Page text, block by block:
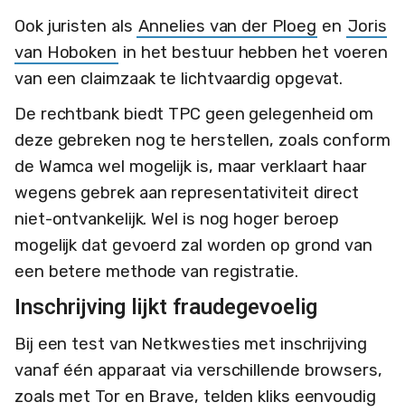
Ook juristen als Annelies van der Ploeg en Joris
van Hoboken in het bestuur hebben het voeren
van een claimzaak te lichtvaardig opgevat.
De rechtbank biedt TPC geen gelegenheid om
deze gebreken nog te herstellen, zoals conform
de Wamca wel mogelijk is, maar verklaart haar
wegens gebrek aan representativiteit direct
niet-ontvankelijk. Wel is nog hoger beroep
mogelijk dat gevoerd zal worden op grond van
een betere methode van registratie.
Inschrijving lijkt fraudegevoelig
Bij een test van Netkwesties met inschrijving
vanaf één apparaat via verschillende browsers,
zoals met Tor en Brave, telden kliks eenvoudig